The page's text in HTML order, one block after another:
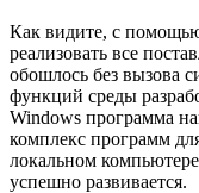
Как видите, с
реализовать все
обошлось без вызова
функций среды
Windows программа
комплекс программ
локальном
успешно развивается.